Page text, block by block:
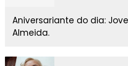
Aniversariante do dia:
Almeida.